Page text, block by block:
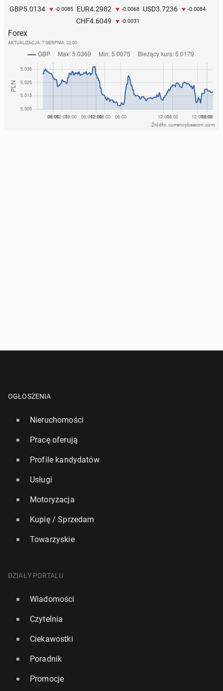
GBP5.0134 -0.0085 EUR4.2982 -0.0068 USD3.7236 -0.0084
CHF4.6049 -0.0031
Forex
AKTUALIZACJA: 7 SIERPNIA, 22:00
Źródło: currencybeacon.com
OGŁOSZENIA
Nieruchomości
Pracę oferują
Profile kandydatów
Usługi
Motoryzacja
Kupię / Sprzedam
Towarzyskie
DZIAŁY PORTALU
Wiadomości
Czytelnia
Ciekawostki
Poradnik
Promocje